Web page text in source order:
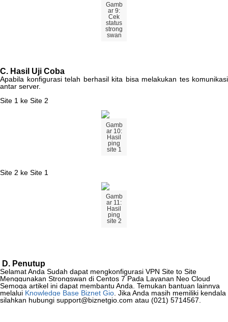
Gamb
ar 9:
Cek
status
strong
swan
C. Hasil Uji Coba
Apabila konfigurasi telah berhasil kita bisa melakukan tes komunikasi
antar server.
Site 1 ke Site 2
Gamb
ar 10:
Hasil
ping
site 1
Site 2 ke Site 1
Gamb
ar 11:
Hasil
ping
site 2
D. Penutup
SelamatAnda Sudah dapat mengkonfigurasi VPN Site to Site
Menggunakan Strongswan di Centos 7 Pada Layanan Neo Cloud
Semoga artikel ini dapat membantu Anda. Temukan bantuan lainnya
melalui Knowledge Base Biznet Gio. JikaAnda masih memiliki kendala
silahkan hubungi support@biznetgio.com atau (021) 5714567.